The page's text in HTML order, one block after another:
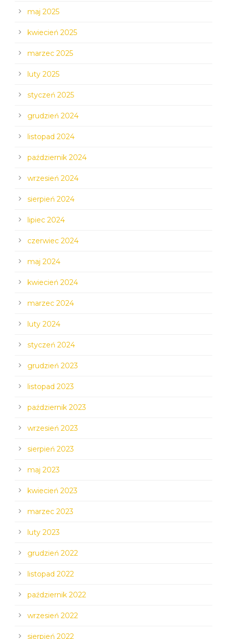
maj 2025
kwiecień 2025
marzec 2025
luty 2025
styczeń 2025
grudzień 2024
listopad 2024
październik 2024
wrzesień 2024
sierpień 2024
lipiec 2024
czerwiec 2024
maj 2024
kwiecień 2024
marzec 2024
luty 2024
styczeń 2024
grudzień 2023
listopad 2023
październik 2023
wrzesień 2023
sierpień 2023
maj 2023
kwiecień 2023
marzec 2023
luty 2023
grudzień 2022
listopad 2022
październik 2022
wrzesień 2022
sierpień 2022